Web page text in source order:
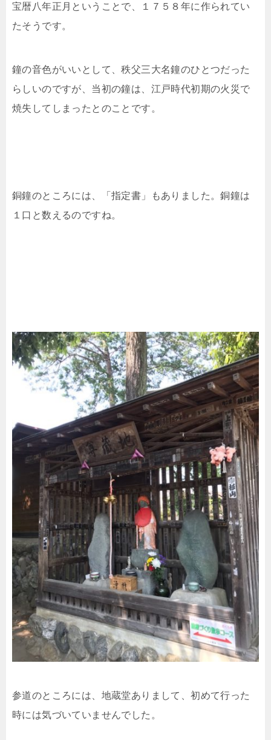
宝暦八年正月ということで、１７５８年に作られてい
たそうです。
鐘の音色がいいとして、秩父三大名鐘のひとつだった
らしいのですが、当初の鐘は、江戸時代初期の火災で
焼失してしまったとのことです。
銅鐘のところには、「指定書」もありました。銅鐘は
１口と数えるのですね。
参道のところには、地蔵堂ありまして、初めて行った
時には気づいていませんでした。